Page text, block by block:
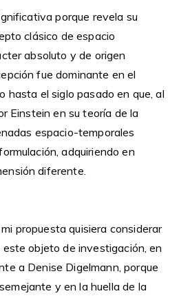
porque revela su
clásico de espacio
absoluto y de origen
fue dominante en el
hasta el siglo pasado en que, al
Einstein en su teoría de la
espacio-temporales
adquiriendo en
diferente.
propuesta quisiera considerar
objeto de investigación, en
a Denise Digelmann, porque
y en la huella de la